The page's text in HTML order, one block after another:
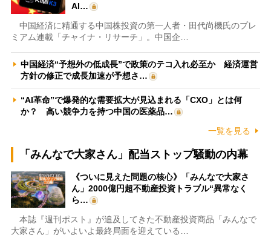
AI…
中国経済に精通する中国株投資の第一人者・田代尚機氏のプレ
ミアム連載「チャイナ・リサーチ」。中国企…
中国経済“予想外の低成長”で政策のテコ入れ必至か 経済運営
方針の修正で成長加速が予想さ…
“AI革命”で爆発的な需要拡大が見込まれる「CXO」とは何
か？ 高い競争力を持つ中国の医薬品…
一覧を見る
「みんなで大家さん」配当ストップ騒動の内幕
《ついに見えた問題の核心》「みんなで大家さ
ん」2000億円超不動産投資トラブル“異常なく
ら…
本誌『週刊ポスト』が追及してきた不動産投資商品「みんなで
大家さん」がいよいよ最終局面を迎えている…